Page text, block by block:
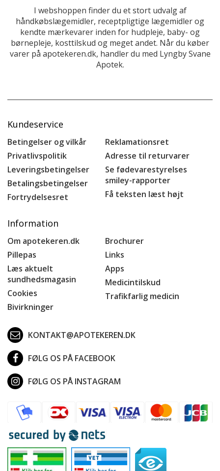
I webshoppen finder du et stort udvalg af
håndkøbslægemidler, receptpligtige lægemidler og
kendte mærkevarer inden for hudpleje, baby- og
børnepleje, kosttilskud og meget andet. Når du køber
varer på apotekeren.dk, handler du med Lyngby Svane
Apotek.
Kundeservice
Betingelser og vilkår
Privatlivspolitik
Leveringsbetingelser
Betalingsbetingelser
Fortrydelsesret
Reklamationsret
Adresse til returvarer
Se fødevarestyrelses
smiley-rapporter
Få teksten læst højt
Information
Om apotekeren.dk
Pillepas
Læs aktuelt
sundhedsmagasin
Cookies
Bivirkninger
Brochurer
Links
Apps
Medicintilskud
Trafikfarlig medicin
KONTAKT@APOTEKEREN.DK
FØLG OS PÅ FACEBOOK
FØLG OS PÅ INSTAGRAM